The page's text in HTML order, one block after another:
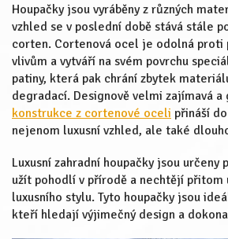
Houpačky jsou vyráběny z různých
vzhled se v poslední době stává stále
corten. Cortenová ocel je odolná proti
vlivům a vytváří na svém povrchu
patiny, která pak chrání zbytek
degradací. Designově velmi zajímavá
konstrukce z cortenové oceli přináší
nejenom luxusní vzhled, ale také
Luxusní zahradní houpačky jsou
užít pohodlí v přírodě a nechtějí přitom
luxusního stylu. Tyto houpačky jsou
kteří hledají výjimečný design a